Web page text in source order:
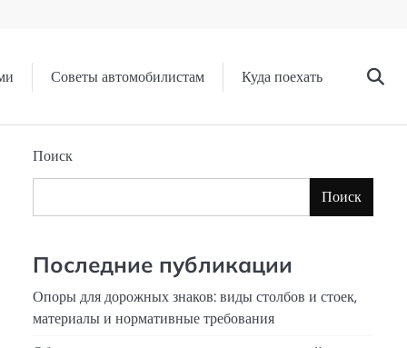
Советы автомобилистам Куда поехать
Поиск
Поиск
Последние публикации
Опоры для дорожных знаков: виды столбов и стоек,
материалы и нормативные требования